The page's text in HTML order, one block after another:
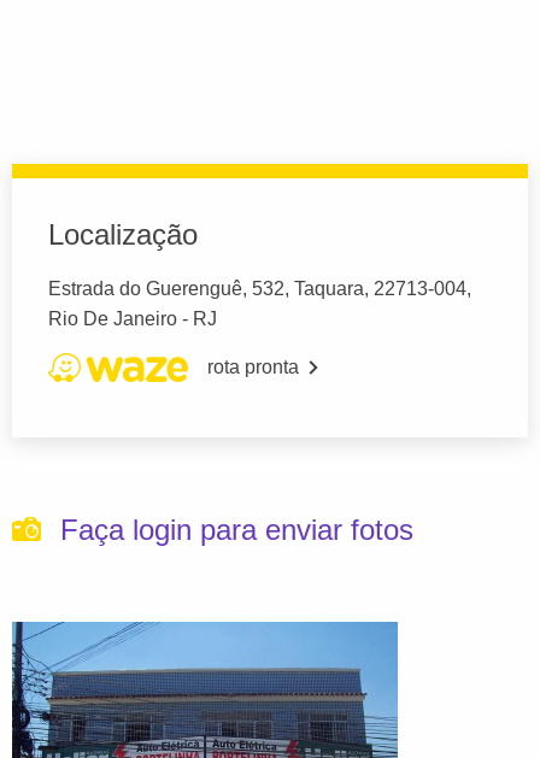
Localização
Estrada do Guerenguê, 532, Taquara, 22713-004,
Rio De Janeiro - RJ
rota pronta
Faça login para enviar fotos